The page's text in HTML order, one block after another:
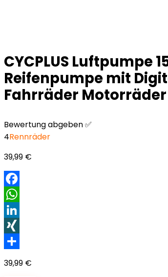
CYCPLUS Luftpumpe
Reifenpumpe mit
Fahrräder
Bewertung abgeben ✅
4Rennräder
39,99 €
Facebook
WhatsApp
LinkedIn
XING
39,99 €